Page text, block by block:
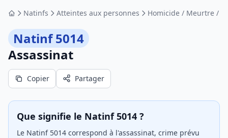
AccueilNatinfs Atteintes aux personnes Homicide / Meurtre /
Natinf 5014
Assassinat
Copier Partager
Que signifie le Natinf 5014 ?
Le Natinf 5014 correspond à l'assassinat, crime prévu